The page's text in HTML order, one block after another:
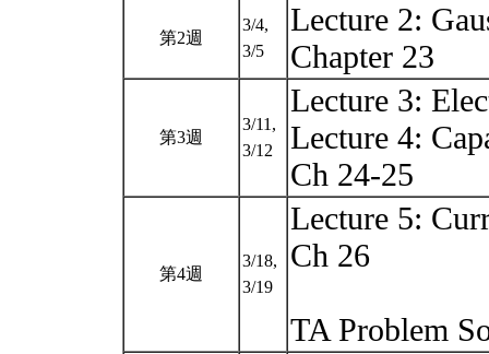
第2週
3/4,
3/5
Lecture 2:
Chapter 23
第3週
3/11,
3/12
Lecture 3:
Lecture 4:
Ch 24-25
第4週
3/18,
3/19
Lecture 5:
Ch 26
TA Problem